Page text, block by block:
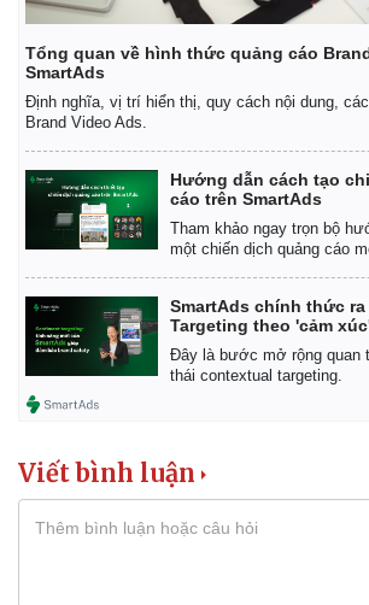
Vụ án
Tin nóng
Tư vấn luật
Vũ khí
Việt Nam
Phân tích
Tổng quan về hình thức quảng cáo
SmartAds
Định nghĩa, vị trí hiển thị, quy cách nội dung,
Brand Video Ads.
Hướng dẫn cách tạo
cáo trên SmartAds
Tham khảo ngay trọn bộ
một chiến dịch quảng cáo
SmartAds chính thức
Targeting theo 'cảm
Đây là bước mở rộng quan
thái contextual targeting.
Viết bình luận